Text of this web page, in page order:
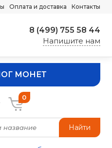
Оплата и доставка Контакты
8 (499) 755 58 44
Напишите нам
МОНЕТ
Найти
0